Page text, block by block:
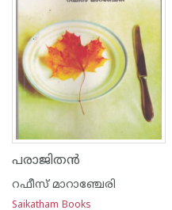
പരാജിതന്‍
റഫീസ് മാറാഞ്ചേരി
Saikatham Books